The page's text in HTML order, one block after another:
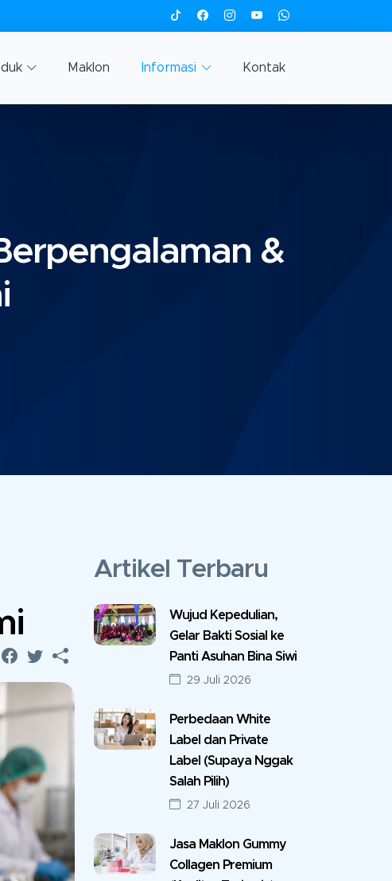
Maklon Informasi Kontak
&
Artikel Terbaru
Wujud Kepedulian,
Gelar Bakti Sosial ke
Panti Asuhan Bina Siwi
29 Juli 2026
Perbedaan White
Label dan Private
Label (Supaya Nggak
Salah Pilih)
27 Juli 2026
Jasa Maklon Gummy
Collagen Premium